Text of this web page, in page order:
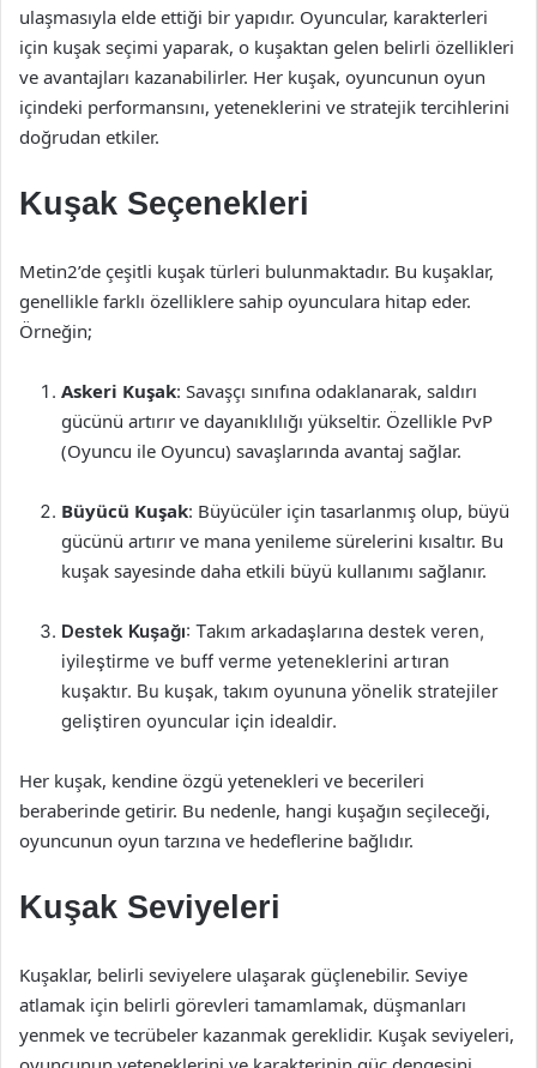
ulaşmasıyla elde ettiği bir yapıdır. Oyuncular, karakterleri
için kuşak seçimi yaparak, o kuşaktan gelen belirli özellikleri
ve avantajları kazanabilirler. Her kuşak, oyuncunun oyun
içindeki performansını, yeteneklerini ve stratejik tercihlerini
doğrudan etkiler.
Kuşak Seçenekleri
Metin2’de çeşitli kuşak türleri bulunmaktadır. Bu kuşaklar,
genellikle farklı özelliklere sahip oyunculara hitap eder.
Örneğin;
Askeri Kuşak: Savaşçı sınıfına odaklanarak, saldırı
gücünü artırır ve dayanıklılığı yükseltir. Özellikle PvP
(Oyuncu ile Oyuncu) savaşlarında avantaj sağlar.
Büyücü Kuşak: Büyücüler için tasarlanmış olup, büyü
gücünü artırır ve mana yenileme sürelerini kısaltır. Bu
kuşak sayesinde daha etkili büyü kullanımı sağlanır.
Destek Kuşağı: Takım arkadaşlarına destek veren,
iyileştirme ve buff verme yeteneklerini artıran
kuşaktır. Bu kuşak, takım oyununa yönelik stratejiler
geliştiren oyuncular için idealdir.
Her kuşak, kendine özgü yetenekleri ve becerileri
beraberinde getirir. Bu nedenle, hangi kuşağın seçileceği,
oyuncunun oyun tarzına ve hedeflerine bağlıdır.
Kuşak Seviyeleri
Kuşaklar, belirli seviyelere ulaşarak güçlenebilir. Seviye
atlamak için belirli görevleri tamamlamak, düşmanları
yenmek ve tecrübeler kazanmak gereklidir. Kuşak seviyeleri,